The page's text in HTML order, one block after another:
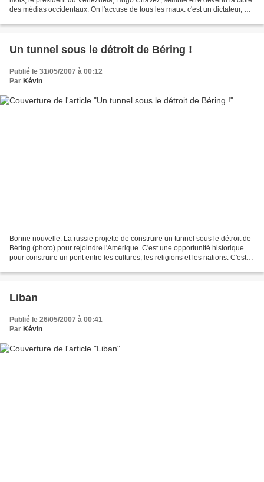
des médias occidentaux. On l'accuse de tous les maux: c'est un dictateur, un
Un tunnel sous le détroit de Béring !
Publié le 31/05/2007 à 00:12
Par Kévin
Bonne nouvelle: La russie projette de construire un tunnel sous le détroit de
Béring (photo) pour rejoindre l'Amérique. C'est une opportunité historique
pour construire un pont entre les cultures, les religions et les nations. C'est
Liban
Publié le 26/05/2007 à 00:41
Par Kévin